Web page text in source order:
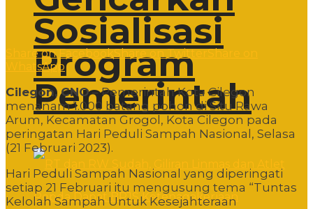
Sosialisasi
Program
Pemerintah
Share on FacebookShare on TwitterShare on
WhatsApp
Cilegon, CNO– Pemerintah Kota Cilegon
menanam 1.000 batang pohon di Situ Rawa
Arum, Kecamatan Grogol, Kota Cilegon pada
peringatan Hari Peduli Sampah Nasional, Selasa
(21 Februari 2023).
Hari Peduli Sampah Nasional yang diperingati
setiap 21 Februari itu mengusung tema “Tuntas
Kelolah Sampah Untuk Kesejahteraan